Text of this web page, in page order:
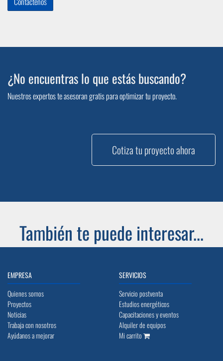
¿No encuentras lo que estás buscando?
Nuestros expertos te asesoran gratis para optimizar tu proyecto.
Cotiza tu proyecto ahora
También te puede interesar...
EMPRESA
Quienes somos
Proyectos
Noticias
Trabaja con nosotros
Ayúdanos a mejorar
SERVICIOS
Servicio postventa
Estudios energéticos
Capacitaciones y eventos
Alquiler de equipos
Mi carrito